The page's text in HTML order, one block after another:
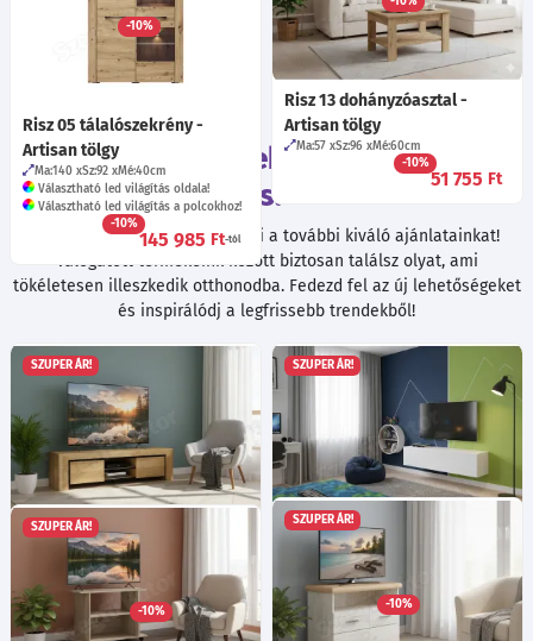
Sz:92 Mé:55cm
-10%
165 065
165 785Ft
Risz 13 dohányzóasztal -
Artisan tölgy
Ma:57 Sz:96 Mé:60cm
-10%
51 755 Ft
Risz 05 tálalószekrény -
Artisan tölgy
Ma:140 Sz:92 Mé:40cm
Választható led világítás oldala!
Választható led világítás a polcokhoz!
-10%
145 985 Ft-tól
Tekintsd meg ezeket a termékeket
is!
Böngészés közben ne hagyd ki a további kiváló ajánlatainkat!
Válogatott termékeink között biztosan találsz olyat, ami
tökéletesen illeszkedik otthonodba. Fedezd fel az új lehetőségeket
és inspirálódj a legfrissebb trendekből!
SZUPER ÁR!
Diego TV4 TV szekrény -
riviera tölgy/matt fekete
Ma:42.6 Sz:152.4 Mé:42.8
cm
-10%
78 935 Ft
SZUPER ÁR!
Kaló RTV 2 Tv-állvány - 120
Ma:30 Sz:120 Mé:40
Választható színek!
-10%
51 935Ft-tól
SZUPER ÁR!
SZUPER ÁR!